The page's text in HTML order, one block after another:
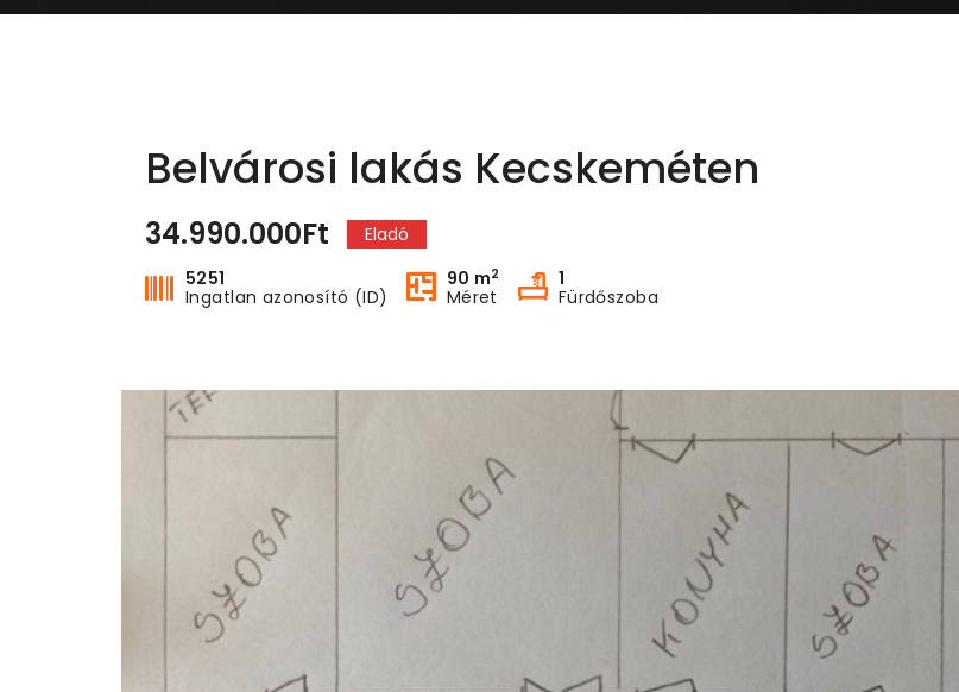
Belvárosi lakás Kecskeméten
34.990.000Ft
Eladó
5251
Ingatlan azonosító (ID)
90 m2
Méret
1
Fürdőszoba